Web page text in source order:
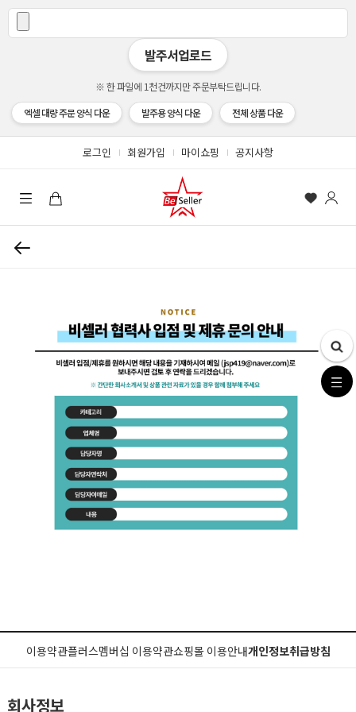
발주서업로드
※ 한 파일에 1천건까지만 주문부탁드립니다.
엑셀 대량 주문 양식 다운
발주용 양식 다운 전체 상품 다운
로그인 회원가입 마이쇼핑 공지사항
이용약관플러스멤버십 이용약관쇼핑몰 이용안내개인정보취급방침
회사정보